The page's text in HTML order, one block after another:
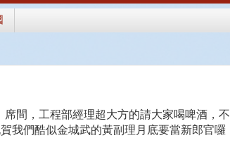
席間 ，工程部經理超大方的請大家喝啤酒 ，不
我們酷似金城武的黃副理月底要當新郎官囉